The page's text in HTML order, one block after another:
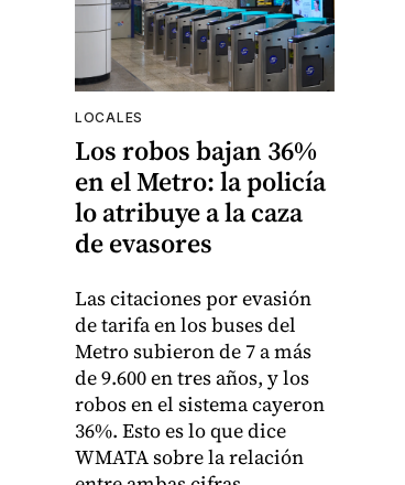
LOCALES
Los robos bajan 36%
en el Metro: la policía
lo atribuye a la caza
de evasores
Las citaciones por evasión
de tarifa en los buses del
Metro subieron de 7 a más
de 9.600 en tres años, y los
robos en el sistema cayeron
36%. Esto es lo que dice
WMATA sobre la relación